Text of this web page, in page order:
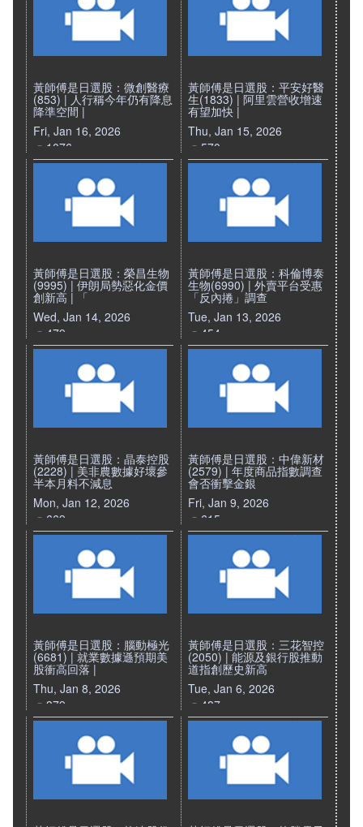
黃師傅是日選股：微創醫療
(853) | 人行稱今年仍有降息
降準空間 |
Fri, Jan 16, 2026
1076
黃師傅是日選股：平安好醫
生(1833) | 阿里雲營收增速
有望加快 |
Thu, Jan 15, 2026
570
黃師傅是日選股：榮昌生物
(9995) | 伊朗局勢惡化金價
創新高 | 「
Wed, Jan 14, 2026
479
黃師傅是日選股：科倫博泰
生物(6990) | 外賣平台受惠
「反內捲」調查
Tue, Jan 13, 2026
454
黃師傅是日選股：晶泰控股
(2228) | 美非農數據好壞參
半本月料不減息
Mon, Jan 12, 2026
669
黃師傅是日選股：中偉新材
(2579) | 年度商品指數調查
會否衝擊金銀
Fri, Jan 9, 2026
615
黃師傅是日選股：腦動極光
(6681) | 就業數據遜預期美
股衝高回落 |
Thu, Jan 8, 2026
379
黃師傅是日選股：三花智控
(2050) | 能源及銀行股推動
道指創歷史新高
Tue, Jan 6, 2026
487